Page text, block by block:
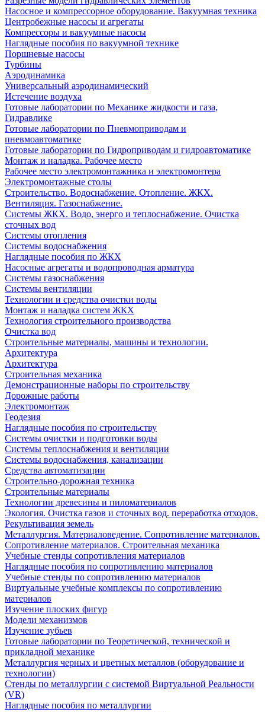
Насосное и компрессорное оборудование. Вакуумная техника
Центробежные насосы и агрегаты
Компрессоры и вакуумные насосы
Наглядные пособия по вакуумной технике
Поршневые насосы
Турбины
Аэродинамика
Универсальный аэродинамический
Истечение воздуха
Готовые лаборатории по Механике жидкости и газа,
Гидравлике
Готовые лаборатории по Пневмоприводам и
пневмоавтоматике
Готовые лаборатории по Гидроприводам и гидроавтоматике
Монтаж и наладка. Рабочее место
Рабочее место электромонтажника и электромонтера
Электромонтажные столы
Строительство. Водоснабжение. Отопление. ЖКХ.
Вентиляция. Газоснабжение.
Системы ЖКХ. Водо, энерго и теплоснабжение. Очистка
сточных вод
Системы отопления
Системы водоснабжения
Наглядные пособия по ЖКХ
Насосные агрегаты и водопроводная арматура
Системы газоснабжения
Системы вентиляции
Технологии и средства очистки воды
Монтаж и наладка систем ЖКХ
Технология строительного производства
Очистка вод
Строительные материалы, машины и технологии.
Архитектура
Архитектура
Cтроительная механика
Демонстрационные наборы по строительству
Дорожные работы
Электромонтаж
Геодезия
Наглядные пособия по строительству
Системы очистки и подготовки воды
Системы теплоснабжения и вентиляции
Системы водоснабжения, канализации
Средства автоматизации
Строительно-дорожная техника
Строительные материалы
Технологии древесины и пиломатериалов
Экология. Очистка газов и сточных вод. переработка отходов.
Рекультивация земель
Металлургия. Материаловедение. Сопротивление материалов.
Сопротивление материалов. Строительная механика
Учебные стенды сопротивления материалов
Наглядные пособия по сопротивлению материалов
Учебные стенды по сопротивлению материалов
Виртуальные учебные комплексы по сопротивлению
материалов
Изучение плоских фигур
Модели механизмов
Изучение зубьев
Готовые лаборатории по Теоретической, технической и
прикладной механике
Металлургия черных и цветных металлов (оборудование и
технологии)
Cтенды по металлургии с системой Виртуальной Реальности
(VR)
Наглядные пособия по металлургии